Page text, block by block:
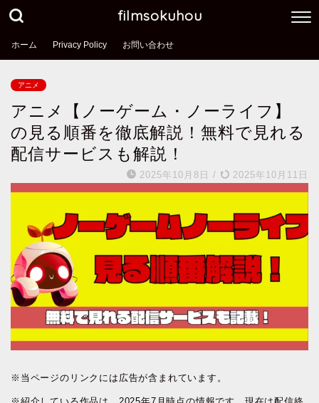
filmsokuhou
ホーム Privacy Policy お問い合わせ
アニメ
アニメ【ノーゲーム・ノーライフ】
の見る順番を徹底解説！無料で見れる
配信サービスも解説！
2025年10月8日 / 2025年10月11日
※当ページのリンクには広告が含まれています。